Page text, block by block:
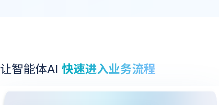
让智能体AI 快速进入业务流程